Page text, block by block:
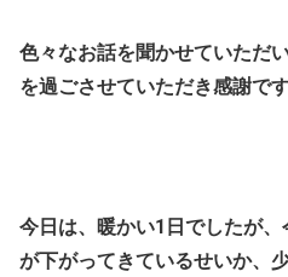
色々なお話を聞かせていただ
を過ごさせていただき感謝で
今日は、暖かい1日でしたが
が下がってきているせいか、